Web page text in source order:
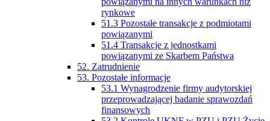
rynkowe
51.3 Pozostałe transakcje z podmiotami
powiązanymi
51.4 Transakcje z jednostkami
powiązanymi ze Skarbem Państwa
52. Zatrudnienie
53. Pozostałe informacje
53.1 Wynagrodzenie firmy audytorskiej
przeprowadzającej badanie sprawozdań
finansowych